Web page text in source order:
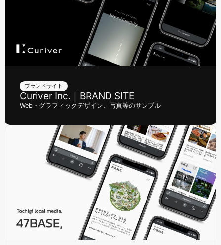
ブランドサイト
Curiver Inc.｜BRAND SITE
Web・グラフィックデザイン、写真等のサンプル